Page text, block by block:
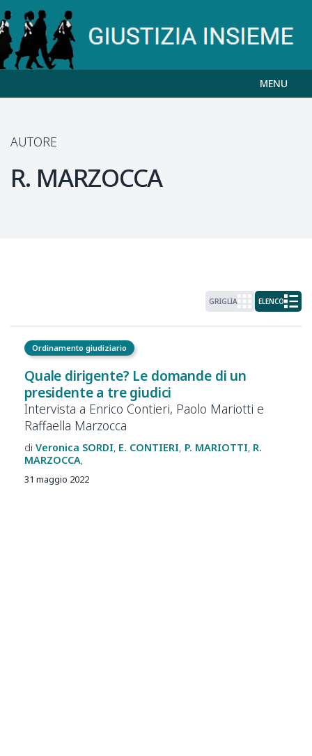
MENU
AUTORE
R. MARZOCCA
GRIGLIA ELENCO
Ordinamento giudiziario
Quale dirigente? Le domande di un
presidente a tre giudici
Intervista a Enrico Contieri, Paolo Mariotti e
Raffaella Marzocca
Veronica SORDI E. CONTIERI P. MARIOTTI R.
MARZOCCA
31 maggio 2022